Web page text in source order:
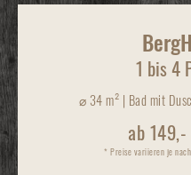
1 bis 4
⌀ 34 m² | Bad mit
ab
* Preise variieren je